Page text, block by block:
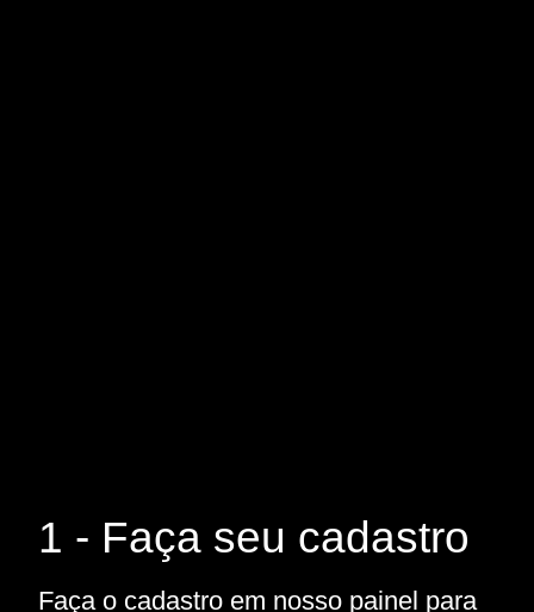
1 - Faça seu cadastro
Faça o cadastro em nosso painel para